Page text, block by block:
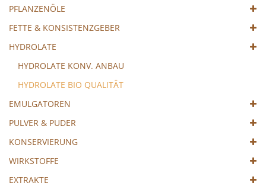
PFLANZENÖLE
FETTE & KONSISTENZGEBER
HYDROLATE
HYDROLATE KONV. ANBAU
HYDROLATE BIO QUALITÄT
EMULGATOREN
PULVER & PUDER
KONSERVIERUNG
WIRKSTOFFE
EXTRAKTE